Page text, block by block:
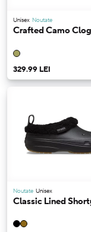
Unisex Noutate
Crafted Camo Clog
329.99 LEI
Noutate Unisex
Classic Lined